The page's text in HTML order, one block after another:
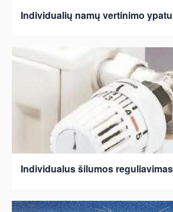
Individualių namų vertinimo
Individualus šilumos